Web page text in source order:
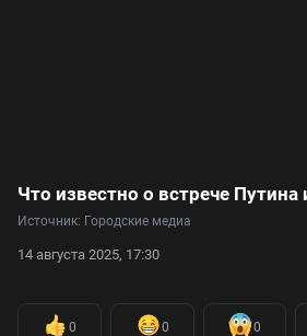
Источник: Городские медиа
14 августа 2025, 17:30
0 0 0